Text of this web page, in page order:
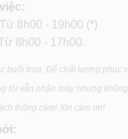
8h00 - 19h00 (*)
- 17h00.
buổi trưa: Để chất lượng phục
tôi vẫn nhận máy nhưng
thông cảm! Xin cảm ơn!